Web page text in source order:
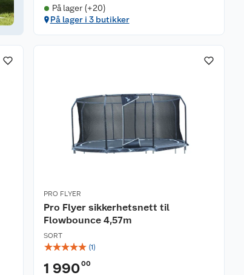
På lager (+20)
På lager i 3 butikker
PRO FLYER
Pro Flyer sikkerhetsnett til
Flowbounce 4,57m
SORT
☆☆☆☆☆ (1)
1 99000